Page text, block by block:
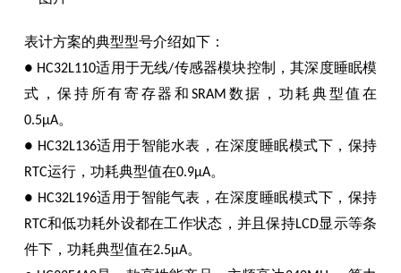
表计方案的典型型号介绍如下：
● HC32L110适用于无线/传感器模块控制，其深度睡眠模
式，保持所有寄存器和 SRAM 数据，功耗典型值在
0.5μA。
● HC32L136适用于智能水表，在深度睡眠模式下，保持
RTC运行，功耗典型值在0.9μA。
● HC32L196适用于智能气表，在深度睡眠模式下，保持
RTC和低功耗外设都在工作状态，并且保持LCD显示等条
件下，功耗典型值在2.5μA。